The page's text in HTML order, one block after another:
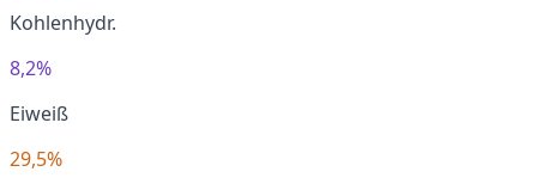
Kohlenhydr.
8,2%
Eiweiß
29,5%